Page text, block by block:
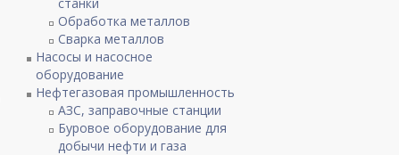
Обработка металлов
Сварка металлов
Насосы и насосное
оборудование
Нефтегазовая промышленность
АЗС, заправочные станции
Буровое оборудование для
добычи нефти и газа